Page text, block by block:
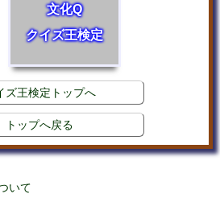
文化Q
クイズ王検定
ズ王検定トップへ
トップへ戻る
いて